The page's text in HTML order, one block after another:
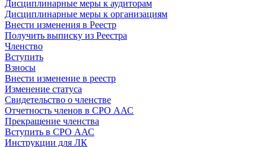
Дисциплинарные меры к аудиторам
Дисциплинарные меры к организациям
Внести изменения в Реестр
Получить выписку из Реестра
Членство
Вступить
Взносы
Внести изменение в реестр
Изменение статуса
Свидетельство о членстве
Отчетность членов в СРО ААС
Прекращение членства
Вступить в СРО ААС
Инструкции для ЛК